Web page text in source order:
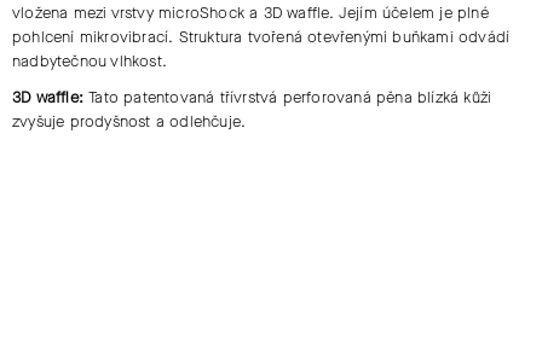
vložena mezi vrstvy microShock a 3D waffle. Jejím účelem je plné
pohlcení mikrovibrací. Struktura tvořená otevřenými buňkami odvádí
nadbytečnou vlhkost.
3D waffle: Tato patentovaná třívrstvá perforovaná pěna blízká kůži
zvyšuje prodyšnost a odlehčuje.